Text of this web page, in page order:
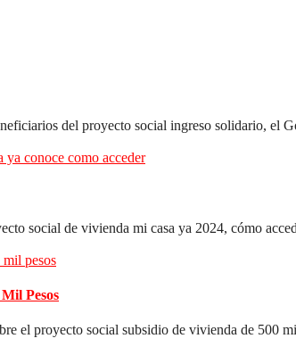
del proyecto social ingreso solidario, el
social de vivienda mi casa ya 2024, cómo
Pesos
el proyecto social subsidio de vivienda de 500